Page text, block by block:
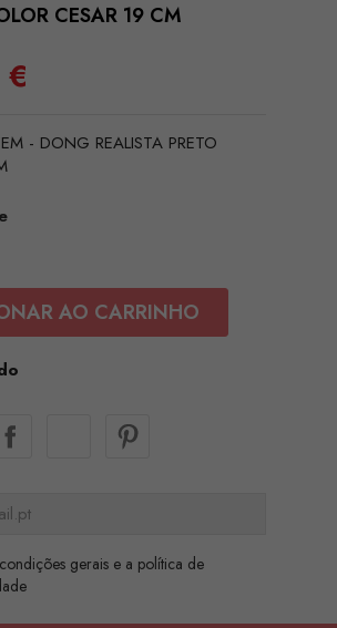
CESAR 19 CM
- DONG REALISTA PRETO
AO CARRINHO
gerais e a política de